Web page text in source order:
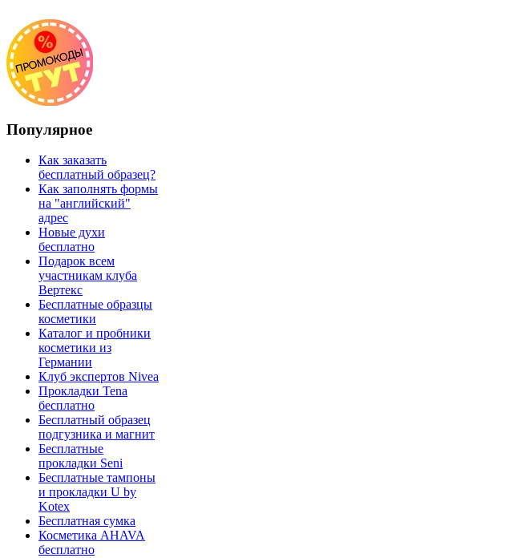
Популярное
Как заказать
бесплатный образец?
Как заполнять формы
на "английский"
адрес
Новые духи
бесплатно
Подарок всем
участникам клуба
Вертекс
Бесплатные образцы
косметики
Каталог и пробники
косметики из
Германии
Клуб экспертов Nivea
Прокладки Tena
бесплатно
Бесплатный образец
подгузника и магнит
Бесплатные
прокладки Seni
Бесплатные тампоны
и прокладки U by
Kotex
Бесплатная сумка
Косметика AHAVA
бесплатно